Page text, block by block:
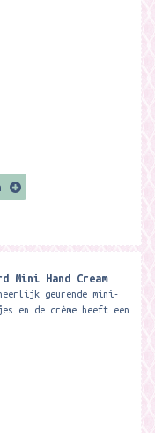
Mini Hand Cream
geurende mini-
en de crème heeft een